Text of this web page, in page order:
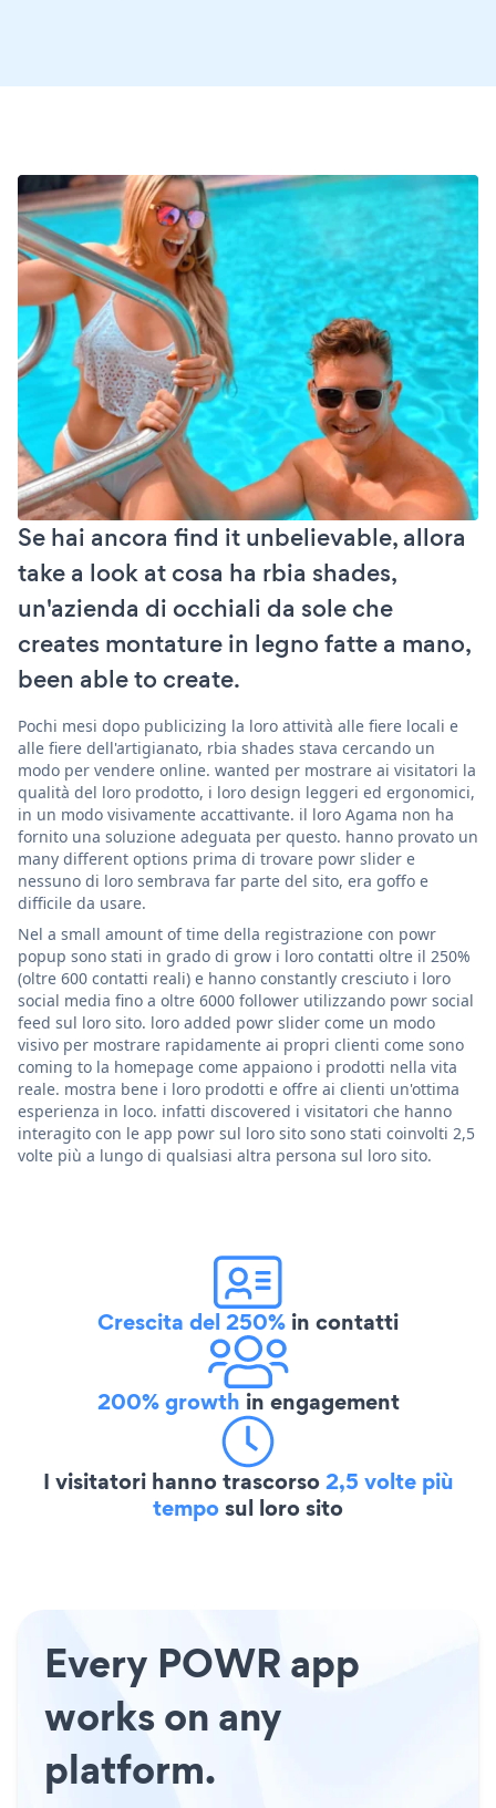
Se hai ancora find it unbelievable, allora
take a look at cosa ha rbia shades,
un'azienda di occhiali da sole che
creates montature in legno fatte a mano,
been able to create.
Pochi mesi dopo publicizing la loro attività alle fiere locali e
alle fiere dell'artigianato, rbia shades stava cercando un
modo per vendere online. wanted per mostrare ai visitatori la
qualità del loro prodotto, i loro design leggeri ed ergonomici,
in un modo visivamente accattivante. il loro Agama non ha
fornito una soluzione adeguata per questo. hanno provato un
many different options prima di trovare powr slider e
nessuno di loro sembrava far parte del sito, era goffo e
difficile da usare.
Nel a small amount of time della registrazione con powr
popup sono stati in grado di grow i loro contatti oltre il 250%
(oltre 600 contatti reali) e hanno constantly cresciuto i loro
social media fino a oltre 6000 follower utilizzando powr social
feed sul loro sito. loro added powr slider come un modo
visivo per mostrare rapidamente ai propri clienti come sono
coming to la homepage come appaiono i prodotti nella vita
reale. mostra bene i loro prodotti e offre ai clienti un'ottima
esperienza in loco. infatti discovered i visitatori che hanno
interagito con le app powr sul loro sito sono stati coinvolti 2,5
volte più a lungo di qualsiasi altra persona sul loro sito.
Crescita del 250% in contatti
200% growth in engagement
I visitatori hanno trascorso2,5 volte più
temposul loro sito
Every POWR app
works on any
platform.